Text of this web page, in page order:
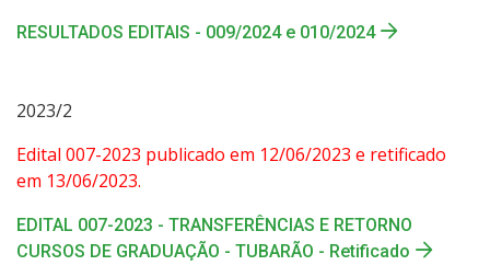
RESULTADOS EDITAIS - 009/2024 e 010/2024
2023/2
Edital 007-2023 publicado em 12/06/2023 e retificado
em 13/06/2023.
EDITAL 007-2023 - TRANSFERÊNCIAS E RETORNO
CURSOS DE GRADUAÇÃO - TUBARÃO - Retificado